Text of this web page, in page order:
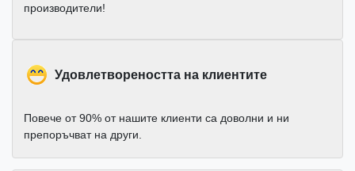
производители!
Удовлетвореността на клиентите
Повече от 90% от нашите клиенти са доволни и ни
препоръчват на други.